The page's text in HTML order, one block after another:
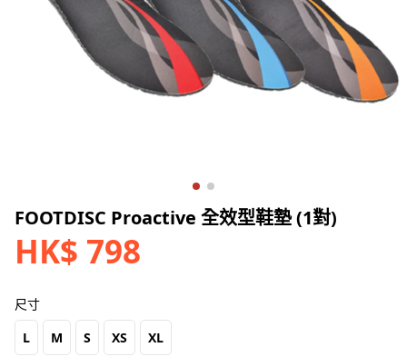
FOOTDISC Proactive 全效型鞋墊 (1對)
HK$ 798
尺寸
L M S XS XL